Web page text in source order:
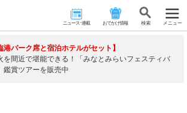
ニュース･連載 おでかけ情報 検 索 メニュー
港パーク席と宿泊ホテルがセット】
を間近で堪能できる！「みなとみらいフェスティバ
鑑賞ツアーを販売中